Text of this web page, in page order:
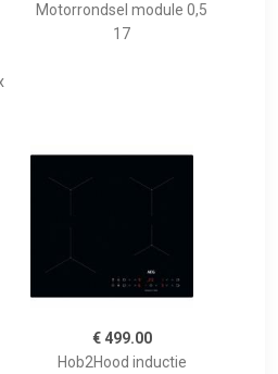
Motorrondsel module 0,5
17
€ 499.00
Hob2Hood inductie